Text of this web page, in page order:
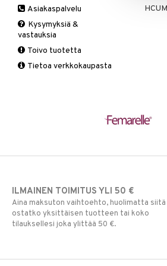
Ruuansulatus
Suolisto
Muut
Valkosipuli
Yskään
B-vitamiinit
C-vitamiinit
Miehet
Multimineraalit
Muut
Q-10
Schizandra
Suorituskyky
Asiakaspalvelu
Kysymyksiä &
vastauksia
Toivo tuotetta
Tietoa verkkokaupasta
ILMAINEN TOIMITUS YLI 50 €
Aina maksuton vaihtoehto, huolimatta siitä
ostatko yksittäisen tuotteen tai koko
tilauksellesi joka ylittää 50 €.